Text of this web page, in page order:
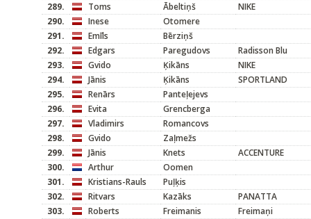
289.
Toms Ābeltiņš
NIKE
290.
Inese
Otomere
291.
Emīls
Bērziņš
292.
Edgars Paregudovs
Radisson Blu
293.
Gvido Ķikāns
NIKE
294.
Jānis Ķikāns
SPORTLAND
295.
Renārs
Panteļejevs
296.
Evita
Grencberga
297.
Vladimirs
Romancovs
298.
Gvido
Zaļmežs
299.
Jānis Knets
ACCENTURE
300.
Arthur
Oomen
301.
Kristians-Rauls
Puļķis
302.
Ritvars Kazāks
PANATTA
303.
Roberts Freimanis
Freimaņi